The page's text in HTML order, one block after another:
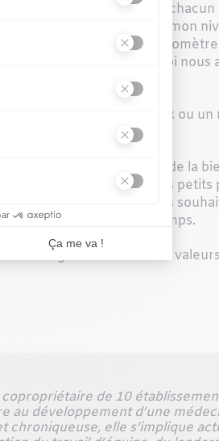
d’énergie pour voir
lorsque mon
d’autrui. C’est mon
La gestion du soi nous
un chat sur les genoux ou un
sans culpabilité.
assez, je vous souhaite de la
ça) et du temps pour les petits
de tout et de rien. Je vous
Au moins de temps en temps.
courage d’assumer mes
de 10
au développement d’une
elle s’implique